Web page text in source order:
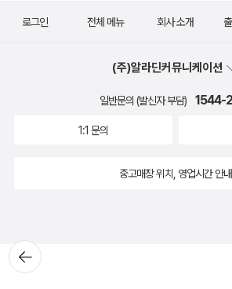
뒤로가
기
로그인 전체 메뉴 회사 소개
(주)알라딘커뮤니케이션
일반문의 (발신자 부담) 1544-
1:1 문의
중고매장 위치, 영업시간 안내